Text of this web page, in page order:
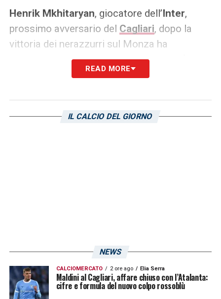
Henrik Mkhitaryan, giocatore dell’Inter,
prossimo avversario del Cagliari, dopo la
vittoria dei nerazzurri sul Monza ha
rilasciato alcune dichiarazioni ai microfoni
. Ecco le sue parole: «
andiamo avanti passo dopo passo,
READ MORE
IL CALCIO DEL GIORNO
NEWS
CALCIOMERCATO 2 ore ago Elia Serra
Maldini al Cagliari, affare chiuso con l’Atalanta:
cifre e formula del nuovo colpo rossoblù